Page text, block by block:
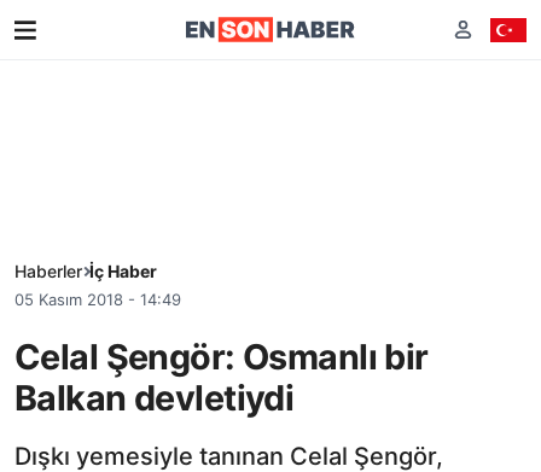
Haberler İç Haber
05 Kasım 2018 - 14:49
Celal Şengör: Osmanlı bir
Balkan devletiydi
Dışkı yemesiyle tanınan Celal Şengör,